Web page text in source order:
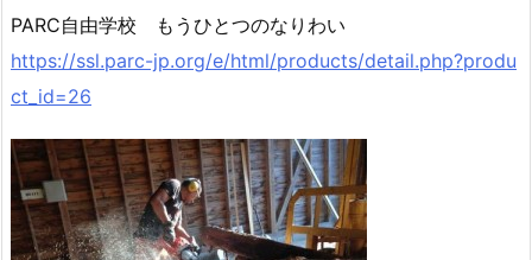
PARC自由学校 もうひとつのなりわい
https://ssl.parc-jp.org/e/html/products/detail.php?produ
ct_id=26